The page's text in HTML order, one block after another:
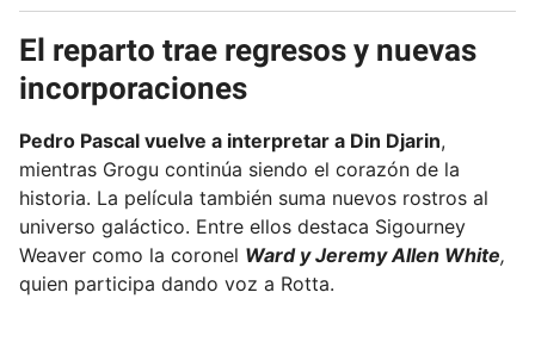
El reparto trae regresos y nuevas
incorporaciones
Pedro Pascal vuelve a interpretar a Din Djarin,
mientras Grogu continúa siendo el corazón de la
historia. La película también suma nuevos rostros al
universo galáctico. Entre ellos destaca Sigourney
Weaver como la coronel Ward y Jeremy Allen White,
quien participa dando voz a Rotta.